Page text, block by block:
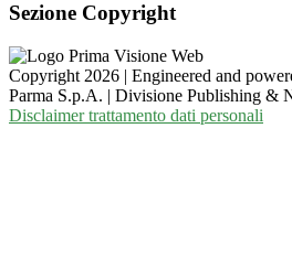
Sezione Copyright
Copyright 2026 | Engineered and
Parma S.p.A. | Divisione Publishing &
Disclaimer trattamento dati personali